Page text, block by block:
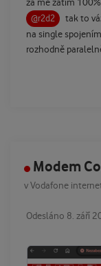
za mě zatím
@r2d2
tak to
na single
rozhodně
Modem
vVodafone
Odesláno 8. září